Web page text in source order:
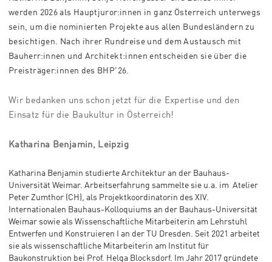
werden 2026 als Hauptjuror:innen in ganz Österreich unterwegs
sein, um die nominierten Projekte aus allen Bundesländern zu
besichtigen. Nach ihrer Rundreise und dem Austausch mit
Bauherr:innen und Architekt:innen entscheiden sie über die
Preisträger:innen des BHP'26.
Wir bedanken uns schon jetzt für die Expertise und den
Einsatz für die Baukultur in Österreich!
Katharina Benjamin, Leipzig
Katharina Benjamin studierte Architektur an der Bauhaus-
Universität Weimar. Arbeitserfahrung sammelte sie u.a. im Atelier
Peter Zumthor (CH), als Projektkoordinatorin des XIV.
Internationalen Bauhaus-Kolloquiums an der Bauhaus-Universität
Weimar sowie als Wissenschaftliche Mitarbeiterin am Lehrstuhl
Entwerfen und Konstruieren I an der TU Dresden. Seit 2021 arbeitet
sie als wissenschaftliche Mitarbeiterin am Institut für
Baukonstruktion bei Prof. Helga Blocksdorf. Im Jahr 2017 gründete